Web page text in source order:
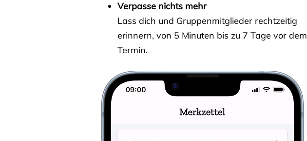
Verpasse nichts mehr
Lass dich und Gruppenmitglieder rechtzeitig
erinnern, von 5 Minuten bis zu 7 Tage vor dem
Termin.